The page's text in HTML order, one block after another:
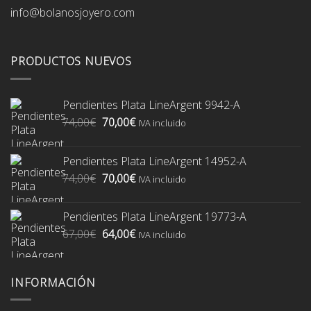
info@bolanosjoyero.com
PRODUCTOS NUEVOS
Pendientes Plata LineArgent 9942-A
74,00€ El
era:
74,00€.
70,00€El
es:
70,00€.
IVA incluido
Pendientes Plata LineArgent 14952-A
74,00€ El
era:
74,00€.
70,00€El
es:
70,00€.
IVA incluido
Pendientes Plata LineArgent 19773-A
67,00€ El
64,00€ElIVA incluido
INFORMACIÓN